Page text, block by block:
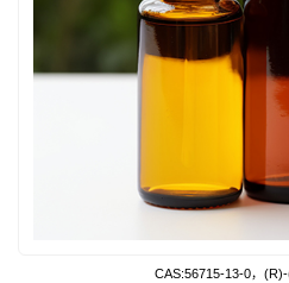
CAS:56715-13-0，